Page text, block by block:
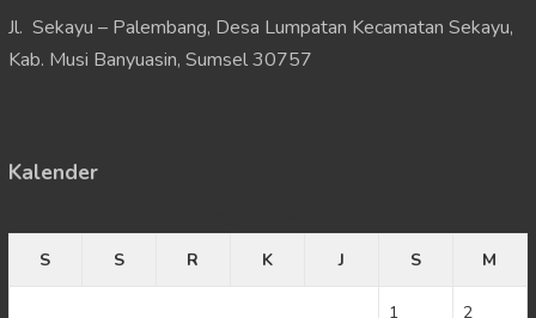
Jl. Sekayu – Palembang, Desa Lumpatan Kecamatan Sekayu,
Kab. Musi Banyuasin, Sumsel 30757
Kalender
S
S R K J S M
1 2